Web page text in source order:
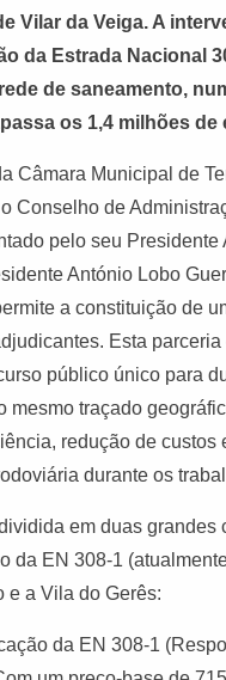
Vilar da Veiga. A
da Estrada Nacional
de saneamento,
os 1,4 milhões de
Câmara Municipal de
Conselho de
pelo seu Presidente
António Lobo
a constituição de
Esta
público único para
mesmo traçado
redução de custos
durante os
em duas grandes
da EN 308-1
e a Vila do Gerês:
da EN 308-1